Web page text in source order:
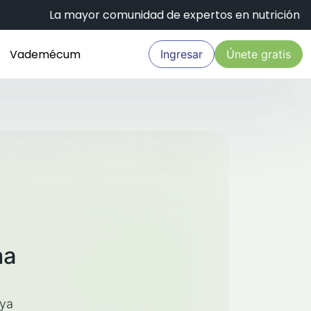
La mayor comunidad de expertos en nutrición
Vademécum Ingresar Únete gratis